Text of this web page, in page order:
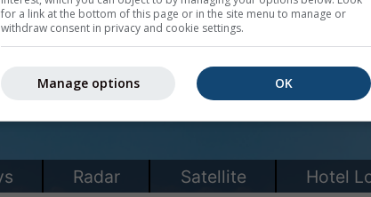
for a link at the bottom of this page or in the site menu to manage or
withdraw consent in privacy and cookie settings.
OK
Manage options